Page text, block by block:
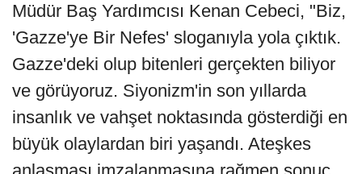
Müdür Baş Yardımcısı Kenan Cebeci, "Biz,
'Gazze'ye Bir Nefes' sloganıyla yola çıktık.
Gazze'deki olup bitenleri gerçekten biliyor
ve görüyoruz. Siyonizm'in son yıllarda
insanlık ve vahşet noktasında gösterdiği en
büyük olaylardan biri yaşandı. Ateşkes